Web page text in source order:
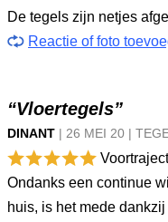
De tegels zijn netjes
Reactie of foto
“Vloertegels”
DINANT | 26 MEI 20 |
Ondanks een continue
huis, is het mede